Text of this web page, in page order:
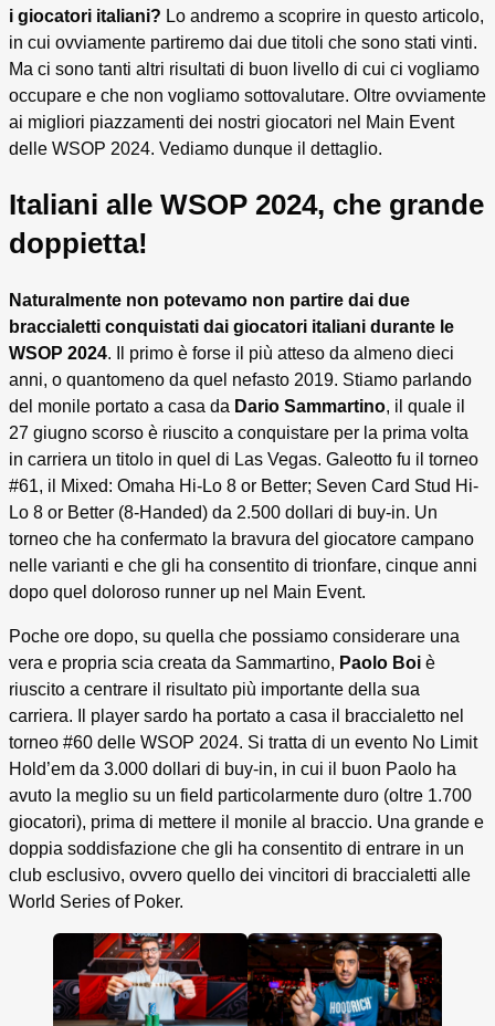
i giocatori italiani? Lo andremo a scoprire in questo articolo,
in cui ovviamente partiremo dai due titoli che sono stati vinti.
Ma ci sono tanti altri risultati di buon livello di cui ci vogliamo
occupare e che non vogliamo sottovalutare. Oltre ovviamente
ai migliori piazzamenti dei nostri giocatori nel Main Event
delle WSOP 2024. Vediamo dunque il dettaglio.
Italiani alle WSOP 2024, che grande
doppietta!
Naturalmente non potevamo non partire dai due
braccialetti conquistati dai giocatori italiani durante le
WSOP 2024. Il primo è forse il più atteso da almeno dieci
anni, o quantomeno da quel nefasto 2019. Stiamo parlando
del monile portato a casa da Dario Sammartino, il quale il
27 giugno scorso è riuscito a conquistare per la prima volta
in carriera un titolo in quel di Las Vegas. Galeotto fu il torneo
#61, il Mixed: Omaha Hi-Lo 8 or Better; Seven Card Stud Hi-
Lo 8 or Better (8-Handed) da 2.500 dollari di buy-in. Un
torneo che ha confermato la bravura del giocatore campano
nelle varianti e che gli ha consentito di trionfare, cinque anni
dopo quel doloroso runner up nel Main Event.
Poche ore dopo, su quella che possiamo considerare una
vera e propria scia creata da Sammartino, Paolo Boi è
riuscito a centrare il risultato più importante della sua
carriera. Il player sardo ha portato a casa il braccialetto nel
torneo #60 delle WSOP 2024. Si tratta di un evento No Limit
Hold’em da 3.000 dollari di buy-in, in cui il buon Paolo ha
avuto la meglio su un field particolarmente duro (oltre 1.700
giocatori), prima di mettere il monile al braccio. Una grande e
doppia soddisfazione che gli ha consentito di entrare in un
club esclusivo, ovvero quello dei vincitori di braccialetti alle
World Series of Poker.